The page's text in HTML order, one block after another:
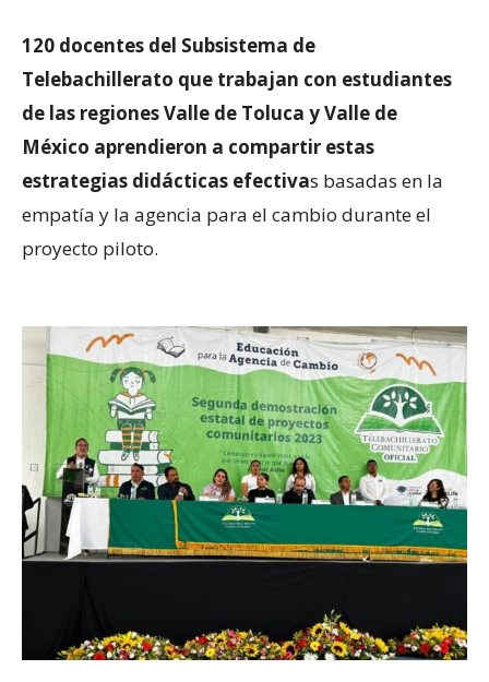
120 docentes del Subsistema de
Telebachillerato que trabajan con estudiantes
de las regiones Valle de Toluca y Valle de
México aprendieron a compartir estas
estrategias didácticas efectivas basadas en la
empatía y la agencia para el cambio durante el
proyecto piloto.